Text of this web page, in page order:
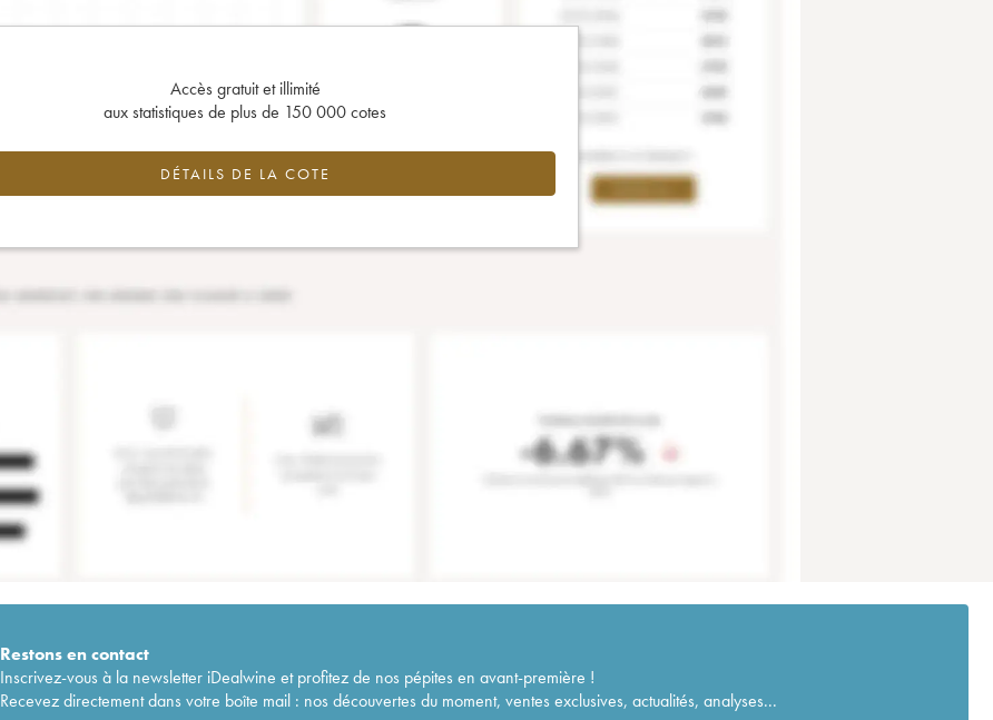
Accès gratuit et illimité
aux statistiques de plus de 150 000 cotes
DÉTAILS DE LA COTE
Restons encontact
Inscrivez-vous à la newsletter iDealwine et profitez de nos pépites en avant-première !
Recevez directement dans votre boîte mail : nos découvertes du moment, ventes exclusives, actualités, analyses...